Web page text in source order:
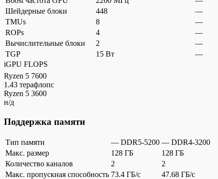
Шейдерные блоки
448
—
TMUs
8
—
ROPs
4
—
Вычислительные блоки
2
—
TGP
15 Вт
—
iGPU FLOPS
Ryzen 5 7600
1.43 терафлопс
Ryzen 5 3600
н/д
Поддержка памяти
Тип памяти — DDR5-5200 — DDR4-3200
Макс. размер
128 ГБ
128 ГБ
Количество каналов
2
2
Макс. пропускная способность 73.4 ГБ/c
47.68 ГБ/c